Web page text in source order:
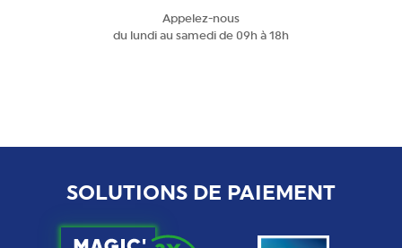
Appelez-nous
du lundi au samedi de 09h à 18h
SOLUTIONS DE PAIEMENT